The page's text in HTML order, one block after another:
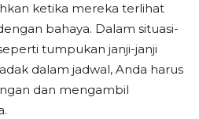
ketika mereka terlihat
bahaya. Dalam situasi-
tumpukan janji-janji
dalam jadwal, Anda harus
dan mengambil